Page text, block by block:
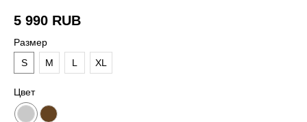
5 990 RUB
Размер
S
M L XL
Цвет